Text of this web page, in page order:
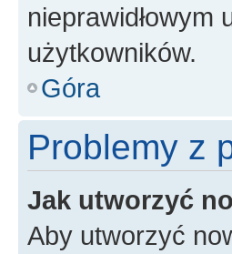
użytkowników.
Góra
Problemy z
Jak utworzyć
Aby utworzyć